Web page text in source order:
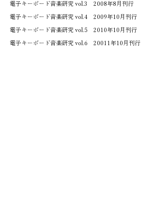
電子キーボード音楽研究 vol.3 2008年8月刊行
電子キーボード音楽研究 vol.4 2009年10月刊行
電子キーボード音楽研究 vol.5 2010年10月刊行
電子キーボード音楽研究 vol.6 20011年10月刊行